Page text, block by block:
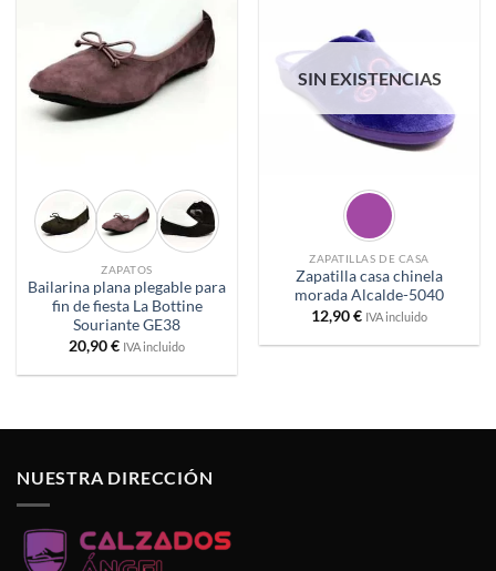
Añadir
a
deseos
ZAPATOS
Bailarina plana plegable para
fin de fiesta La Bottine
Souriante GE38
20,90€ IVA incluido
SIN EXISTENCIAS
ZAPATILLAS DE CASA
Zapatilla casa chinela
morada Alcalde-5040
12,90€ IVA incluido
NUESTRA DIRECCIÓN